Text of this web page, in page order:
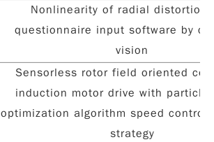
Nonlinearity of radial distortion
questionnaire input software by
vision
Sensorless rotor field oriented
induction motor drive with particle
optimization algorithm speed
strategy